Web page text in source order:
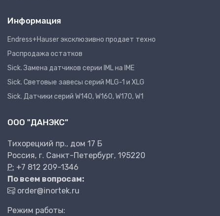
Информация
Endress+Hauser эксклюзивно продает техно
Распродажа остатков
Sick. Замена датчиков серии IML на IME
Sick. Световые завесы серий MLG-1 и XLG
Sick. Датчики серий W140, W160, W170, W1
ООО "ДАНЭКС"
Тихорецкий пр., дом 17 Б
Россия, г. Санкт-Петербург, 195220
P: +7 812 209-1346
По всем вопросам:
order@inortek.ru
Режим работы: